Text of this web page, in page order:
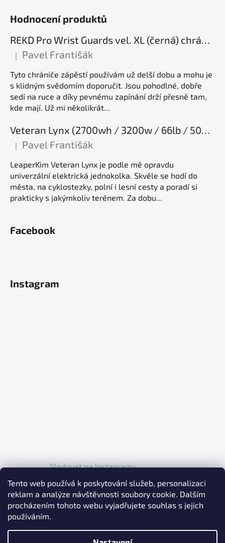
Tento web používá k poskytování služeb, personalizaci
reklam a analýze návštěvnosti soubory cookie. Dalším
procházením tohoto webu vyjadřujete souhlas s jejich
používáním.
Hodnocení produktů
REKD Pro Wrist Guards vel. XL (černá) chrániče zápěstí
Hodnocení produktu je 5 z 5 hvězdiček.
| Pavel Františák
Tyto chrániče zápěstí používám už delší dobu a mohu je
s klidným svědomím doporučit. Jsou pohodlné, dobře
sedí na ruce a díky pevnému zapínání drží přesně tam,
kde mají. Už mi několikrát...
Veteran Lynx (2700wh / 3200w / 66lb / 50E), elektrická jednokolka
Hodnocení produktu je 5 z 5 hvězdiček.
| Pavel Františák
LeaperKim Veteran Lynx je podle mě opravdu
univerzální elektrická jednokolka. Skvěle se hodí do
města, na cyklostezky, polní i lesní cesty a poradí si
prakticky s jakýmkoliv terénem. Za dobu...
Facebook
Instagram
Sledovat na Instagramu